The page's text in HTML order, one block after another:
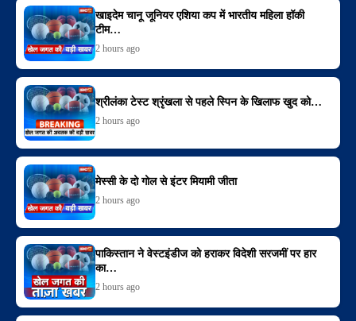
खाइदेम चानू जूनियर एशिया कप में भारतीय महिला हॉकी
टीम…
2 hours ago
श्रीलंका टेस्ट श्रृंखला से पहले स्पिन के खिलाफ खुद को…
2 hours ago
मेस्सी के दो गोल से इंटर मियामी जीता
2 hours ago
पाकिस्तान ने वेस्टइंडीज को हराकर विदेशी सरजमीं पर हार
का…
2 hours ago